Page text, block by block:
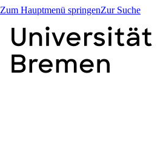
Zum Hauptmenü springenZur Suche